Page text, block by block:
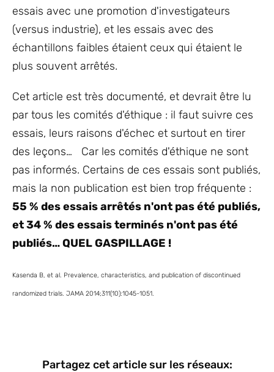
essais avec une promotion d'investigateurs
(versus industrie), et les essais avec des
échantillons faibles étaient ceux qui étaient le
plus souvent arrêtés.
Cet article est très documenté, et devrait être lu
par tous les comités d'éthique : il faut suivre ces
essais, leurs raisons d'échec et surtout en tirer
des leçons… Car les comités d'éthique ne sont
pas informés. Certains de ces essais sont publiés,
mais la non publication est bien trop fréquente :
55 % des essais arrêtés n'ont pas été publiés,
et 34 % des essais terminés n'ont pas été
publiés… QUEL GASPILLAGE !
Kasenda B, et al. Prevalence, characteristics, and publication of discontinued
randomized trials. JAMA 2014;311(10):1045-1051.
Partagez cet article sur les réseaux: